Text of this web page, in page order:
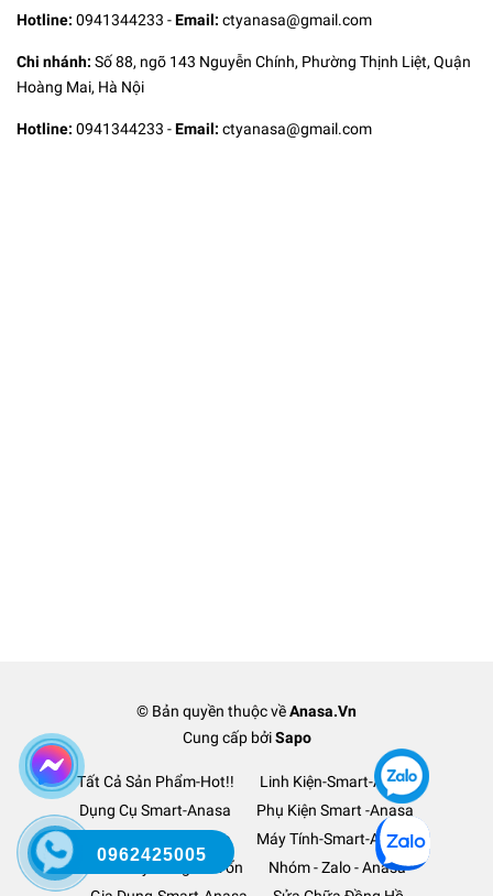
Hotline: 0941344233 -Email: ctyanasa@gmail.com
Chi nhánh: Số 88, ngõ 143 Nguyễn Chính, Phường Thịnh Liệt, Quận
Hoàng Mai, Hà Nội
Hotline: 0941344233 -Email: ctyanasa@gmail.com
© Bản quyền thuộc vềAnasa.Vn
Cung cấp bởi Sapo
Tất Cả Sản Phẩm-Hot!!
Linh Kiện-Smart-Anasa
Dụng Cụ Smart-Anasa
Phụ Kiện Smart -Anasa
Ô Tô Xe Hơi TM-Anasa
Máy Tính-Smart-Anasa
Thanh Lý Hàng-Lỗ Vốn
Nhóm - Zalo - Anasa
0962425005